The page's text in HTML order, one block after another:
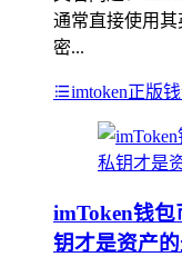
通常直接使用
密...
imtoken正版
imToken钱
钥才是资产